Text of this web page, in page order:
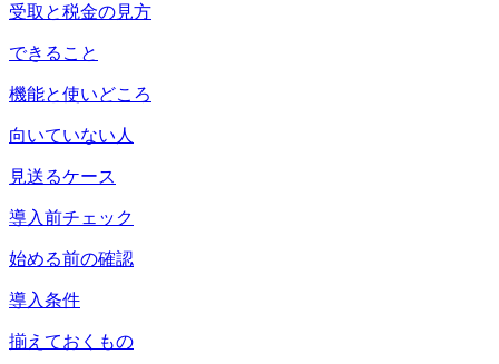
受取と税金の見方
できること
機能と使いどころ
向いていない人
見送るケース
導入前チェック
始める前の確認
導入条件
揃えておくもの